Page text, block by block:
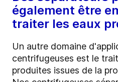
également être
traiter les eaux
Un autre domaine
centrifugeuses est le
produites issues de la